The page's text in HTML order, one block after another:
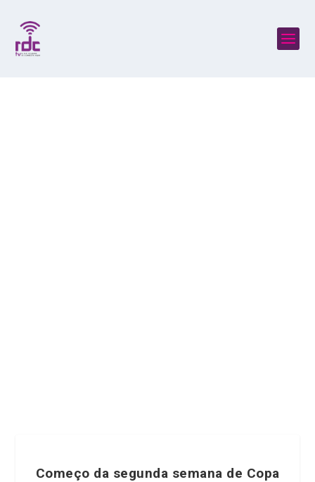
Começo da segunda semana de Copa